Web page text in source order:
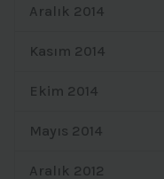
Aralık 2014
Kasım 2014
Ekim 2014
Mayıs 2014
Aralık 2012